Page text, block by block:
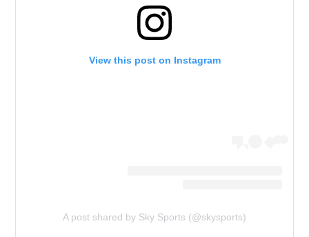
View this post on Instagram
A post shared by Sky Sports (@skysports)